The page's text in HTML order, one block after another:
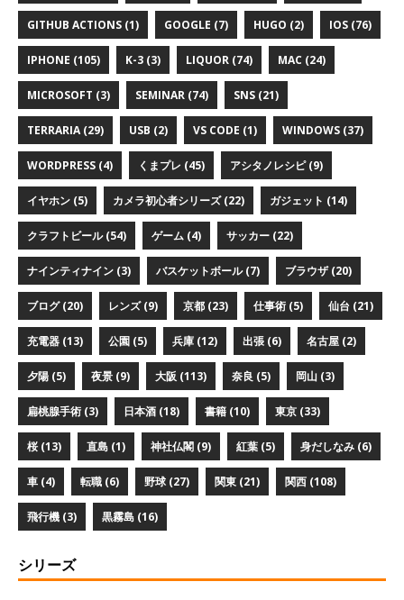
GITHUB ACTIONS (1) GOOGLE (7) HUGO (2) IOS (76)
IPHONE (105) K-3 (3) LIQUOR (74) MAC (24)
MICROSOFT (3) SEMINAR (74) SNS (21)
TERRARIA (29) USB (2) VS CODE (1) WINDOWS (37)
WORDPRESS (4) くまプレ (45) アシタノレシピ (9)
イヤホン (5) カメラ初心者シリーズ (22) ガジェット (14)
クラフトビール (54) ゲーム (4) サッカー (22)
ナインティナイン (3) バスケットボール (7) ブラウザ (20)
ブログ (20) レンズ (9) 京都 (23) 仕事術 (5) 仙台 (21)
充電器 (13) 公園 (5) 兵庫 (12) 出張 (6) 名古屋 (2)
夕陽 (5) 夜景 (9) 大阪 (113) 奈良 (5) 岡山 (3)
扁桃腺手術 (3) 日本酒 (18) 書籍 (10) 東京 (33)
桜 (13) 直島 (1) 神社仏閣 (9) 紅葉 (5) 身だしなみ (6)
車 (4) 転職 (6) 野球 (27) 関東 (21) 関西 (108)
飛行機 (3) 黒霧島 (16)
シリーズ